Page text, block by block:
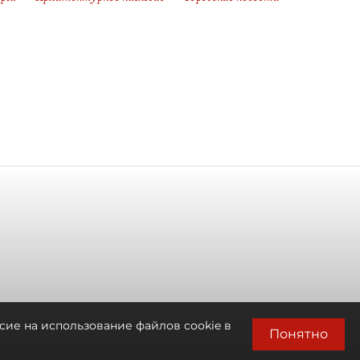
на использование файлов cookie в
Понятно